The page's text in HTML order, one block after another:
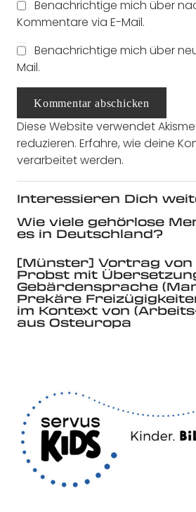
Benachrichtige mich über
Kommentare via E-Mail.
Benachrichtige mich über
Mail.
Kommentar abschicken
Diese Website verwendet
reduzieren. Erfahre, wie deine
verarbeitet werden.
Interessieren Dich
Wie viele gehörlose
es in Deutschland?
[Münster] Vortrag von
Probst mit
Gebärdensprache
Prekäre
im Kontext von
aus Osteuropa